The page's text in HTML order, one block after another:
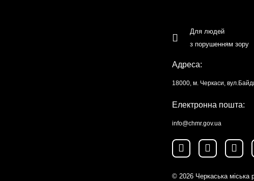
Для людей
з порушенням зору
Адреса:
18000, м. Черкаси,
Електронна пошта:
info@chmr.gov.ua
© 2026 Черкаська міська